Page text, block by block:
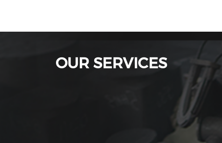
OUR SERVICES